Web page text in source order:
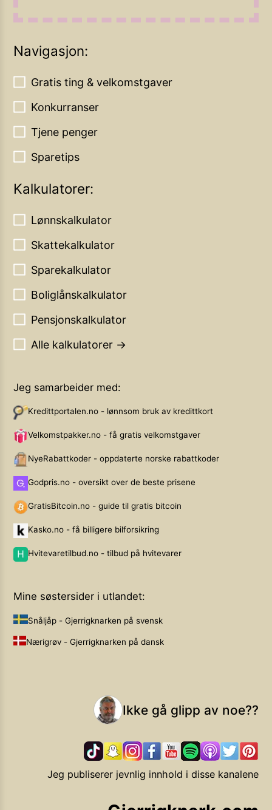
Navigasjon:
Gratis ting & velkomstgaver
Konkurranser
Tjene penger
Sparetips
Kalkulatorer:
Lønnskalkulator
Skattekalkulator
Sparekalkulator
Boliglånskalkulator
Pensjonskalkulator
Alle kalkulatorer →
Jeg samarbeider med:
Kredittportalen.no - lønnsom bruk av kredittkort
Velkomstpakker.no - få gratis velkomstgaver
NyeRabattkoder - oppdaterte norske rabattkoder
Godpris.no - oversikt over de beste prisene
GratisBitcoin.no - guide til gratis bitcoin
Kasko.no - få billigere bilforsikring
Hvitevaretilbud.no - tilbud på hvitevarer
Mine søstersider i utlandet:
Snåljåp - Gjerrigknarken på svensk
Nærigrøv - Gjerrigknarken på dansk
Ikke gå glipp av noe??
Jeg publiserer jevnlig innhold i disse kanalene